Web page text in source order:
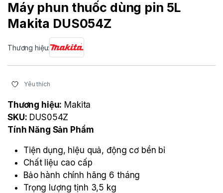
Máy phun thuốc dùng pin 5L
Makita DUS054Z
Thương hiệu:
Yêu thích
Thương hiệu: Makita
SKU: DUS054Z
Tính Năng Sản Phẩm
Tiện dụng, hiệu quả, động cơ bền bỉ
Chất liệu cao cấp
Bảo hành chính hãng 6 tháng
Trọng lượng tịnh 3,5 kg